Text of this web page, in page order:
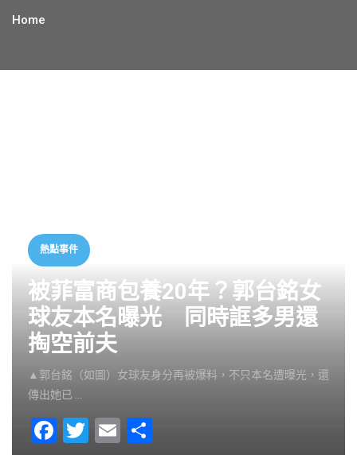
Home
熱點事件
被菲富商包養20年？郭台銘女
球友本名曝光 同時誆多男還
掏空前夫
▲郭台銘（如圖）女球友身分再被爆料，不只本名遭曝光，還
傳出她已 …
F
T
E